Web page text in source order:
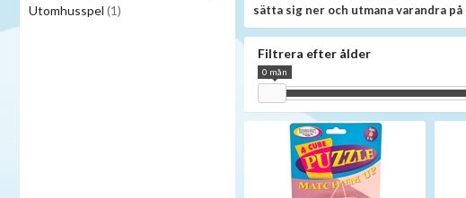
Utomhusspel (1)
sätta sig ner och utmana varandra
vem det är som vinner.
För att göra tävlingen ännu mer
familjespel kan ni som familj få flera
mellan i vårt sortiment, så att alla ska
Filtrera efter ålder
0 mån